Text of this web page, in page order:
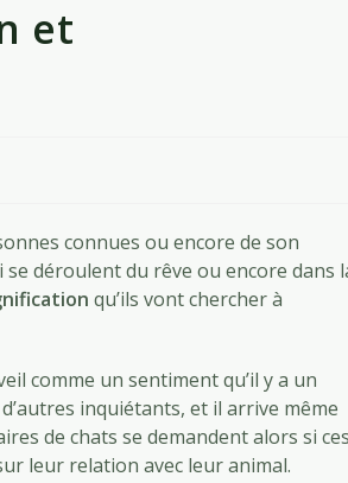
et
connues ou encore de son
déroulent du rêve ou encore dans
qu’ils vont chercher à
comme un sentiment qu’il y a un
d’autres inquiétants, et il arrive même
de chats se demandent alors si
leur relation avec leur animal.